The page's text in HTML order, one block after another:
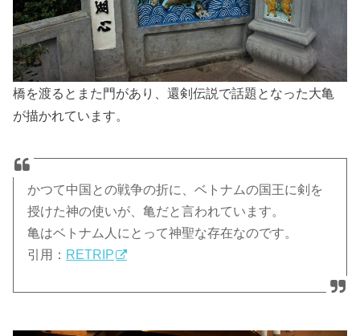
橋を渡るとまた門があり、還剣伝説で話題となった大亀
が描かれています。
かつて中国との戦争の折に、ベトナムの国王に剣を
授けた神の使いが、亀だと言われています。
亀はベトナム人にとって神聖な存在なのです。
引用： RETRIP